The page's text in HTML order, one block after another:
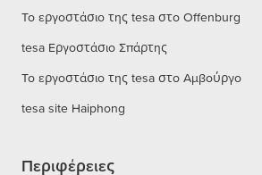
Το εργοστάσιο της tesa στο Offenburg
tesa Εργοστάσιο Σπάρτης
Το εργοστάσιο της tesa στο Αμβούργο
tesa site Haiphong
Περιφέρειες